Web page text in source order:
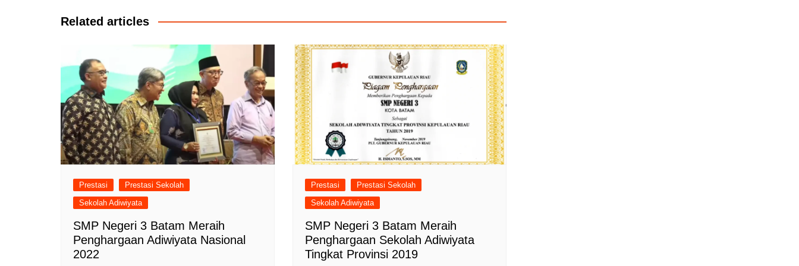
Related articles
Prestasi
Prestasi Sekolah
Sekolah Adiwiyata
SMP Negeri 3 Batam Meraih
Penghargaan Adiwiyata Nasional
2022
Prestasi
Prestasi Sekolah
Sekolah Adiwiyata
SMP Negeri 3 Batam Meraih
Penghargaan Sekolah Adiwiyata
Tingkat Provinsi 2019